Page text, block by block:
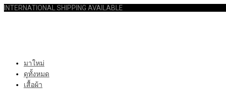
INTERNATIONAL SHIPPING AVAILABLE
มาใหม่
ดูทั้งหมด
เสื้อผ้า